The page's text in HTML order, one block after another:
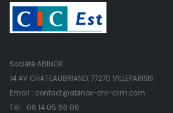
Société ABINOX
14 AV CHATEAUBRIAND, 77270 VILLEPARISIS
Email : contact@abinox-chr-clim.com
Tél. : 06 14 05 66 06